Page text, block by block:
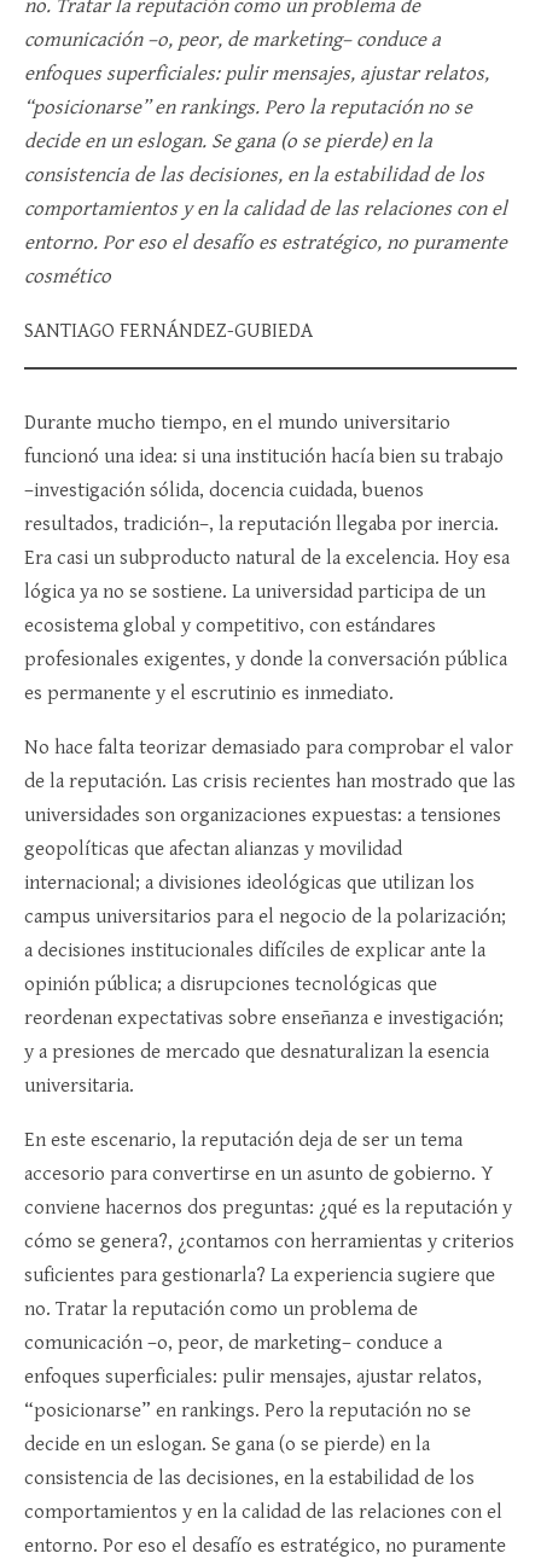
no. Tratar la reputación como un problema de
comunicación –o, peor, de marketing– conduce a
enfoques superficiales: pulir mensajes, ajustar relatos,
“posicionarse” en rankings. Pero la reputación no se
decide en un eslogan. Se gana (o se pierde) en la
consistencia de las decisiones, en la estabilidad de los
comportamientos y en la calidad de las relaciones con el
entorno. Por eso el desafío es estratégico, no puramente
cosmético
SANTIAGO FERNÁNDEZ-GUBIEDA
Durante mucho tiempo, en el mundo universitario
funcionó una idea: si una institución hacía bien su trabajo
–investigación sólida, docencia cuidada, buenos
resultados, tradición–, la reputación llegaba por inercia.
Era casi un subproducto natural de la excelencia. Hoy esa
lógica ya no se sostiene. La universidad participa de un
ecosistema global y competitivo, con estándares
profesionales exigentes, y donde la conversación pública
es permanente y el escrutinio es inmediato.
No hace falta teorizar demasiado para comprobar el valor
de la reputación. Las crisis recientes han mostrado que las
universidades son organizaciones expuestas: a tensiones
geopolíticas que afectan alianzas y movilidad
internacional; a divisiones ideológicas que utilizan los
campus universitarios para el negocio de la polarización;
a decisiones institucionales difíciles de explicar ante la
opinión pública; a disrupciones tecnológicas que
reordenan expectativas sobre enseñanza e investigación;
y a presiones de mercado que desnaturalizan la esencia
universitaria.
En este escenario, la reputación deja de ser un tema
accesorio para convertirse en un asunto de gobierno. Y
conviene hacernos dos preguntas: ¿qué es la reputación y
cómo se genera?, ¿contamos con herramientas y criterios
suficientes para gestionarla? La experiencia sugiere que
no. Tratar la reputación como un problema de
comunicación –o, peor, de marketing– conduce a
enfoques superficiales: pulir mensajes, ajustar relatos,
“posicionarse” en rankings. Pero la reputación no se
decide en un eslogan. Se gana (o se pierde) en la
consistencia de las decisiones, en la estabilidad de los
comportamientos y en la calidad de las relaciones con el
entorno. Por eso el desafío es estratégico, no puramente